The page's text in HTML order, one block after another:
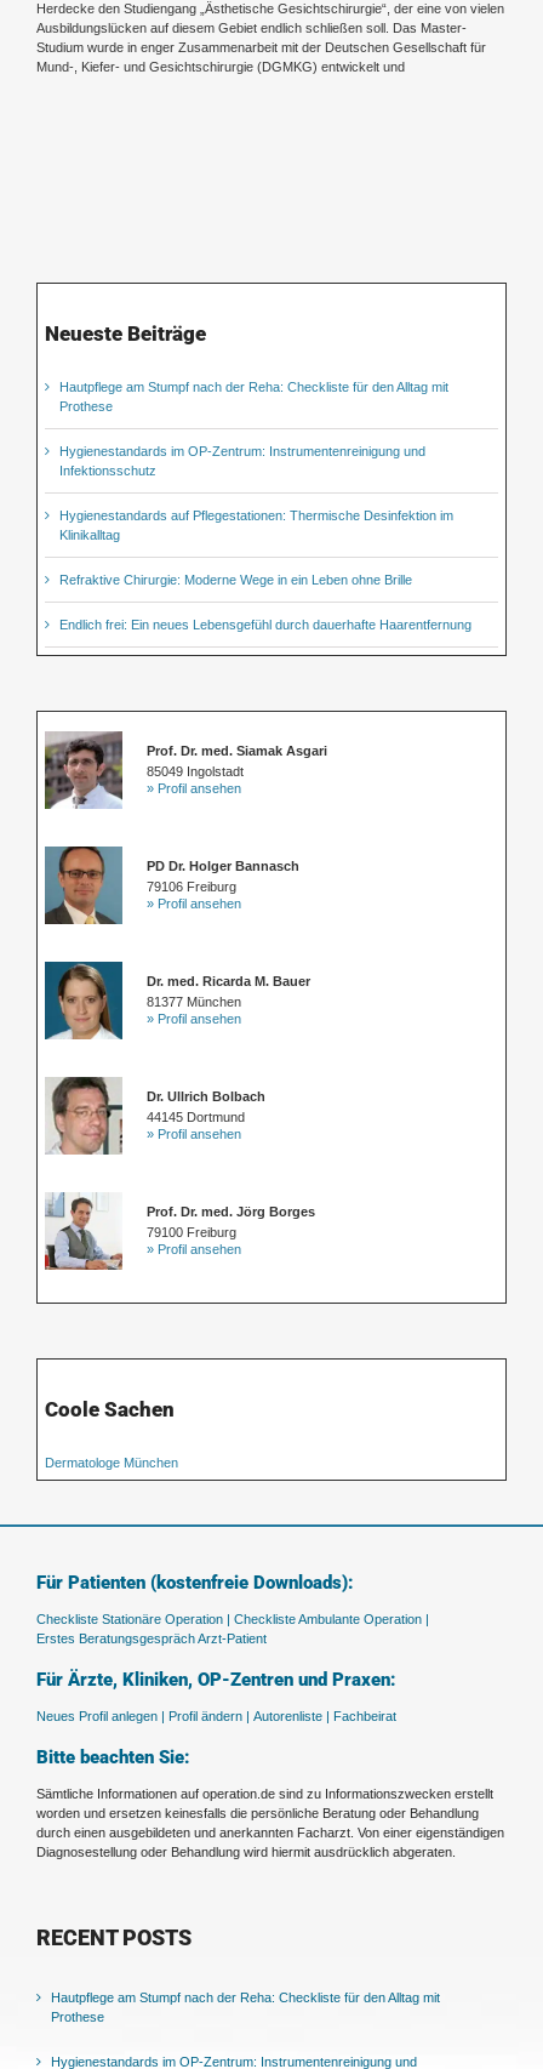
Herdecke den Studiengang „Ästhetische Gesichtschirurgie“, der eine von vielen
Ausbildungslücken auf diesem Gebiet endlich schließen soll. Das Master-
Studium wurde in enger Zusammenarbeit mit der Deutschen Gesellschaft für
Mund-, Kiefer- und Gesichtschirurgie (DGMKG) entwickelt und
Neueste Beiträge
Hautpflege am Stumpf nach der Reha: Checkliste für den Alltag mit
Prothese
Hygienestandards im OP-Zentrum: Instrumentenreinigung und
Infektionsschutz
Hygienestandards auf Pflegestationen: Thermische Desinfektion im
Klinikalltag
Refraktive Chirurgie: Moderne Wege in ein Leben ohne Brille
Endlich frei: Ein neues Lebensgefühl durch dauerhafte Haarentfernung
Prof. Dr. med. Siamak Asgari
85049 Ingolstadt
» Profil ansehen
PD Dr. Holger Bannasch
79106 Freiburg
» Profil ansehen
Dr. med. Ricarda M. Bauer
81377 München
» Profil ansehen
Dr. Ullrich Bolbach
44145 Dortmund
» Profil ansehen
Prof. Dr. med. Jörg Borges
79100 Freiburg
» Profil ansehen
Coole Sachen
Dermatologe München
Für Patienten (kostenfreie Downloads):
Checkliste Stationäre Operation | Checkliste Ambulante Operation |
Erstes Beratungsgespräch Arzt-Patient
Für Ärzte, Kliniken, OP-Zentren und Praxen:
Neues Profil anlegen | Profil ändern | Autorenliste | Fachbeirat
Bitte beachten Sie:
Sämtliche Informationen auf operation.de sind zu Informationszwecken erstellt
worden und ersetzen keinesfalls die persönliche Beratung oder Behandlung
durch einen ausgebildeten und anerkannten Facharzt. Von einer eigenständigen
Diagnosestellung oder Behandlung wird hiermit ausdrücklich abgeraten.
RECENT POSTS
Hautpflege am Stumpf nach der Reha: Checkliste für den Alltag mit
Prothese
Hygienestandards im OP-Zentrum: Instrumentenreinigung und